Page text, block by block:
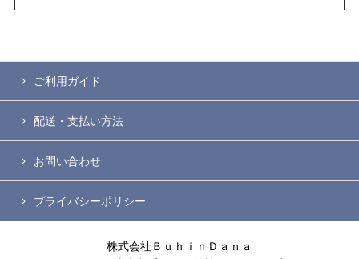
ご利用ガイド
配送・支払い方法
お問い合わせ
プライバシーポリシー
株式会社ＢｕｈｉｎＤａｎａ